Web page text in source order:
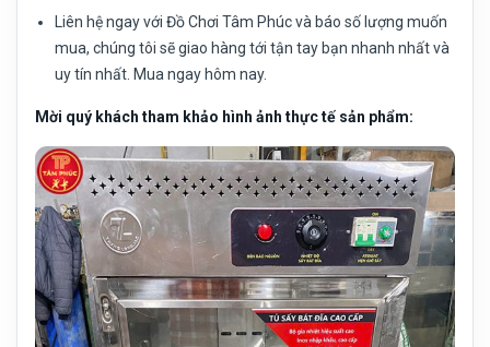
Liên hệ ngay với Đồ Chơi Tâm Phúc và báo số lượng muốn
mua, chúng tôi sẽ giao hàng tới tận tay bạn nhanh nhất và
uy tín nhất. Mua ngay hôm nay.
Mời quý khách tham khảo hình ảnh thực tế sản phẩm: